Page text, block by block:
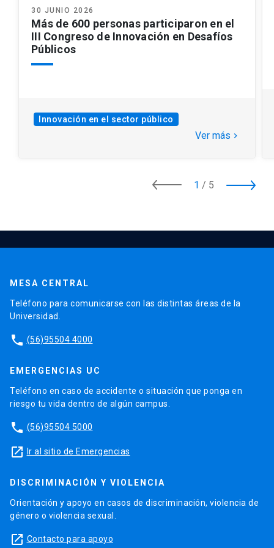
30 JUNIO 2026
Más de 600 personas participaron en el
III Congreso de Innovación en Desafíos
Públicos
Innovación en el sector público
Ver más keyboard_arrow_right
1 / 5
MESA CENTRAL
Teléfono para comunicarse con las distintas áreas de la
Universidad.
phone (56)95504 4000
EMERGENCIAS UC
Teléfono en caso de accidente o situación que ponga en
riesgo tu vida dentro de algún campus.
phone (56)95504 5000
launch Ir al sitio de Emergencias
DISCRIMINACIÓN Y VIOLENCIA
Orientación y apoyo en casos de discriminación, violencia de
género o violencia sexual.
launch Contacto para apoyo